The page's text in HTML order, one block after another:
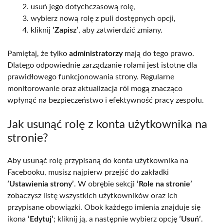
usuń jego dotychczasową rolę,
wybierz nową rolę z puli dostępnych opcji,
kliknij ’Zapisz’, aby zatwierdzić zmiany.
Pamiętaj, że tylko administratorzymają do tego prawo.
Dlatego odpowiednie zarządzanie rolami jest istotne dla
prawidłowego funkcjonowania strony. Regularne
monitorowanie oraz aktualizacja ról mogą znacząco
wpłynąć na bezpieczeństwo i efektywność pracy zespołu.
Jak usunąć rolę z konta użytkownika na
stronie?
Aby usunąć rolę przypisaną do konta użytkownika na
Facebooku, musisz najpierw przejść do zakładki
’Ustawienia strony’. W obrębie sekcji ’Role na stronie’
zobaczysz listę wszystkich użytkowników oraz ich
przypisane obowiązki. Obok każdego imienia znajduje się
ikona ’Edytuj’; kliknij ją, a następnie wybierz opcję ’Usuń’.